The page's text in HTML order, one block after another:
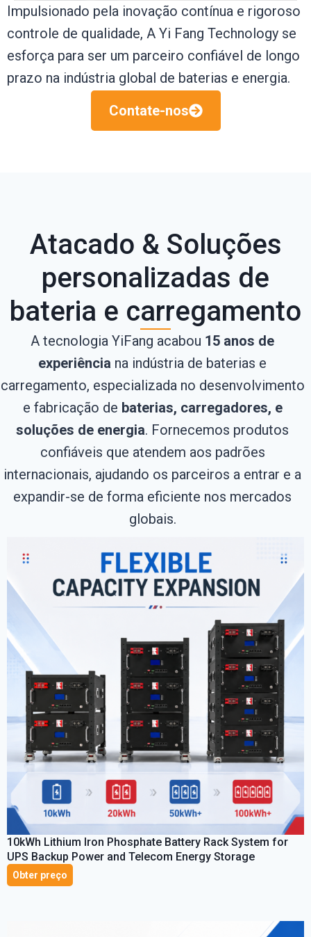
Impulsionado pela inovação contínua e rigoroso
controle de qualidade, A Yi Fang Technology se
esforça para ser um parceiro confiável de longo
prazo na indústria global de baterias e energia.
Contate-nos
Atacado & Soluções
personalizadas de
bateria e carregamento
A tecnologia YiFang acabou 15 anos de
experiência na indústria de baterias e
carregamento, especializada no desenvolvimento
e fabricação de baterias, carregadores, e
soluções de energia. Fornecemos produtos
confiáveis ​​que atendem aos padrões
internacionais, ajudando os parceiros a entrar e a
expandir-se de forma eficiente nos mercados
globais.
10kWh Lithium Iron Phosphate Battery Rack System for
UPS Backup Power and Telecom Energy Storage
Obter preço